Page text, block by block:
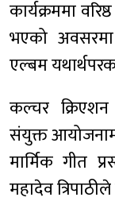
कार्यक्रममा
भएको अवसरमा
एल्बम
कल्चर
संयुक्त
मार्मिक गीत
महादेव